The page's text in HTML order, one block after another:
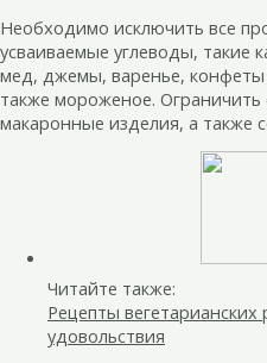
Необходимо исключить все
усваиваемые углеводы, такие
мед, джемы, варенье, конфеты
также мороженое. Ограничить
макаронные изделия, а также
Читайте также:
Рецепты
удовольствия